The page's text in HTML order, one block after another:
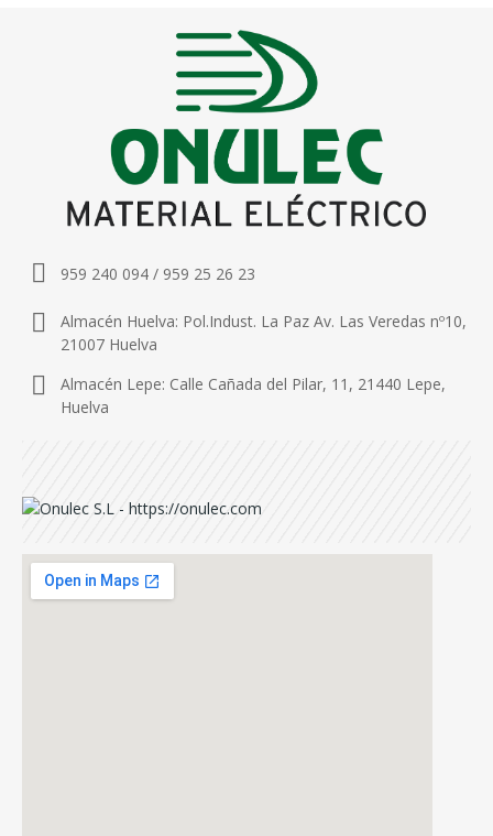
959 240 094 / 959 25 26 23
Almacén Huelva: Pol.Indust. La Paz Av. Las Veredas nº10,
21007 Huelva
Almacén Lepe: Calle Cañada del Pilar, 11, 21440 Lepe,
Huelva